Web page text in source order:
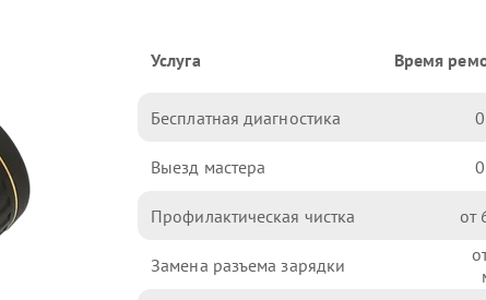
Услуга Время
Бесплатная диагностика 0
Выезд мастера 0
Профилактическая чистка
Замена разъема зарядки